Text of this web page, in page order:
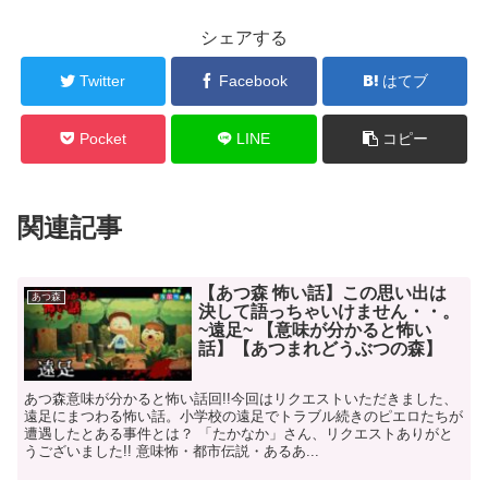
シェアする
Twitter Facebook はてブ
Pocket LINE コピー
関連記事
あつ森
【あつ森 怖い話】この思い出は
決して語っちゃいけません・・。
~遠足~ 【意味が分かると怖い
話】【あつまれどうぶつの森】
あつ森意味が分かると怖い話回!!今回はリクエストいただきました、
遠足にまつわる怖い話。小学校の遠足でトラブル続きのピエロたちが
遭遇したとある事件とは？ 「たかなか」さん、リクエストありがと
うございました!! 意味怖・都市伝説・あるあ...